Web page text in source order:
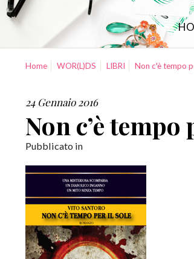
Home WOR(L)DS LIBRI Non c'è tempo
24 Gennaio 2016
Non c’è
Pubblicato in